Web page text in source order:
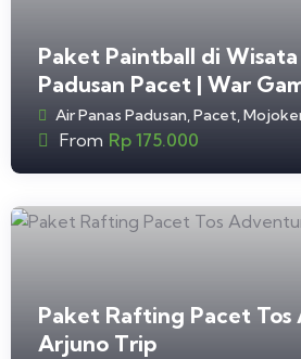
Paket Paintball di Wisata
Padusan Pacet | War
Air Panas Padusan, Pacet,
From Rp 175.000
Paket Rafting Pacet
Arjuno Trip